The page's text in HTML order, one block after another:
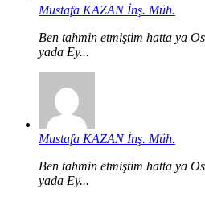
Mustafa KAZAN İnş. Müh.
Ben tahmin etmiştim hatta ya
yada Ey...
Mustafa KAZAN İnş. Müh.
Ben tahmin etmiştim hatta ya
yada Ey...